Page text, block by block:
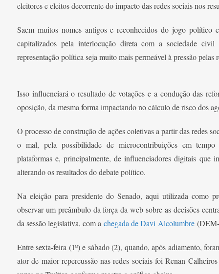
eleitores e eleitos decorrente do impacto das redes sociais nos
Saem muitos nomes antigos e reconhecidos do jogo político
capitalizados pela interlocução direta com a sociedade
representação política seja muito mais permeável à pressão pelas
Isso influenciará o resultado de votações e a condução das
oposição, da mesma forma impactando no cálculo de risco dos
O processo de construção de ações coletivas a partir das redes
o mal, pela possibilidade de microcontribuições em
plataformas e, principalmente, de influenciadores digitais que
alterando os resultados do debate político.
Na eleição para presidente do Senado, aqui utilizada como
observar um preâmbulo da força da web sobre as decisões
da sessão legislativa, com a chegada de Davi Alcolumbre
Entre sexta-feira (1º) e sábado (2), quando, após adiamento,
ator de maior repercussão nas redes sociais foi Renan